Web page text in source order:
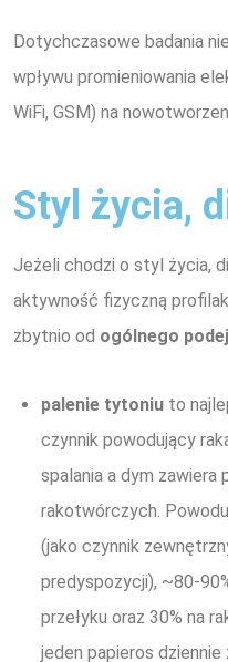
Dotychczasowe badania
wpływu promieniowania
WiFi, GSM) na
Styl życia,
Jeżeli chodzi o styl życia,
aktywność fizyczną
zbytnio od ogólnego
palenie tytoniu to
czynnik powodujący
spalania a dym zawiera
rakotwórczych.
(jako czynnik
predyspozycji), ~80-
przełyku oraz 30% na
jeden papieros